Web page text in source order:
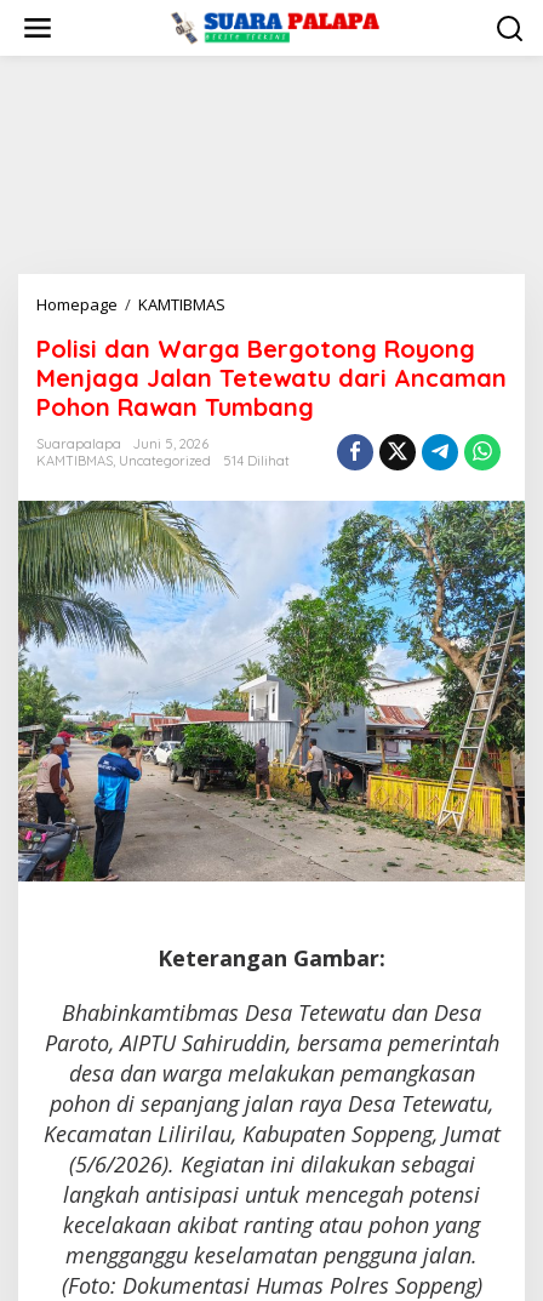
konten
Homepage / KAMTIBMAS
Warga
Bergotong
Royong
Tetewatu
dari
Pohon
Rawan
Tumbang
Polisi dan Warga Bergotong Royong
Menjaga Jalan Tetewatu dari Ancaman
Pohon Rawan Tumbang
Suarapalapa
Juni 5, 2026
KAMTIBMAS, Uncategorized 514 Dilihat
Keterangan Gambar:
Bhabinkamtibmas Desa Tetewatu dan Desa
Paroto, AIPTU Sahiruddin, bersama pemerintah
desa dan warga melakukan pemangkasan
pohon di sepanjang jalan raya Desa Tetewatu,
Kecamatan Lilirilau, Kabupaten Soppeng, Jumat
(5/6/2026). Kegiatan ini dilakukan sebagai
langkah antisipasi untuk mencegah potensi
kecelakaan akibat ranting atau pohon yang
mengganggu keselamatan pengguna jalan.
(Foto: Dokumentasi Humas Polres Soppeng)